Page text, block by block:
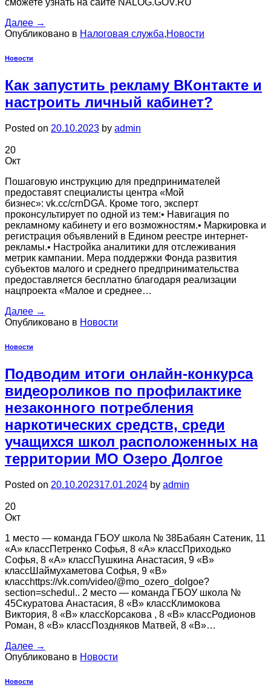
сможете узнать на сайте NALOG.GOV.RU
Далее →
Опубликовано в Налоговая служба,Новости
Новости
Как запустить рекламу ВКонтакте и
настроить личный кабинет?
Posted on 20.10.2023 by admin
20
Окт
Пошаговую инструкцию для предпринимателей
предоставят специалисты центра «Мой
бизнес»: vk.cc/crnDGA. Кроме того, эксперт
проконсультирует по одной из тем:• Навигация по
рекламному кабинету и его возможностям.• Маркировка и
регистрация объявлений в Едином реестре интернет-
рекламы.• Настройка аналитики для отслеживания
метрик кампании. Мера поддержки Фонда развития
субъектов малого и среднего предпринимательства
предоставляется бесплатно благодаря реализации
нацпроекта «Малое и среднее…
Далее →
Опубликовано в Новости
Новости
Подводим итоги онлайн-конкурса
видеороликов по профилактике
незаконного потребления
наркотических средств, среди
учащихся школ расположенных на
территории МО Озеро Долгое
Posted on 20.10.202317.01.2024 by admin
20
Окт
1 место — команда ГБОУ школа № 38Бабаян Сатеник, 11
«А» классПетренко Софья, 8 «А» классПриходько
Софья, 8 «А» классПушкина Анастасия, 9 «В»
классШаймухаметова Софья, 9 «В»
классhttps://vk.com/video/@mo_ozero_dolgoe?
section=schedul.. 2 место — команда ГБОУ школа №
45Скуратова Анастасия, 8 «В» классКлимокова
Виктория, 8 «В» классКорсакова , 8 «В» классРодионов
Роман, 8 «В» классПоздняков Матвей, 8 «В»…
Далее →
Опубликовано в Новости
Новости